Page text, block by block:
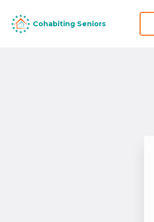
Cohabiting Seniors
Cohabiting Seniors